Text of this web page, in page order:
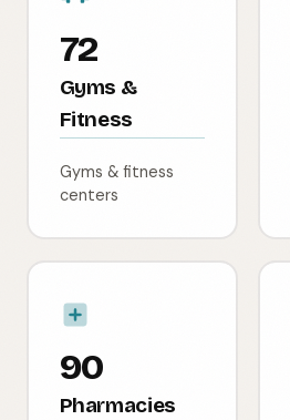
72
Gyms &
Fitness
Gyms & fitness
centers
90
Pharmacies